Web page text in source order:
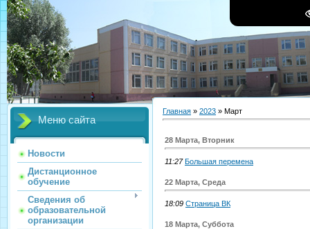
Меню сайта
Новости
Дистанционное
обучение
Сведения об
образовательной
организации
Главная » 2023 » Март
28 Марта, Вторник
11:27 Большая перемена
22 Марта, Среда
18:09 Страница ВК
18 Марта, Суббота